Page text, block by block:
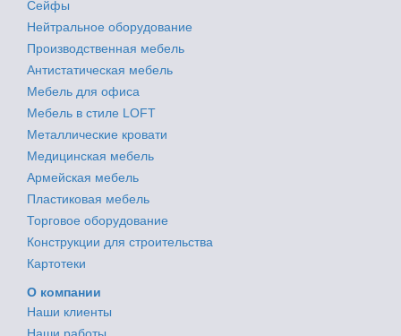
Сейфы
Нейтральное оборудование
Производственная мебель
Антистатическая мебель
Мебель для офиса
Мебель в стиле LOFT
Металлические кровати
Медицинская мебель
Армейская мебель
Пластиковая мебель
Торговое оборудование
Конструкции для строительства
Картотеки
О компании
Наши клиенты
Наши работы